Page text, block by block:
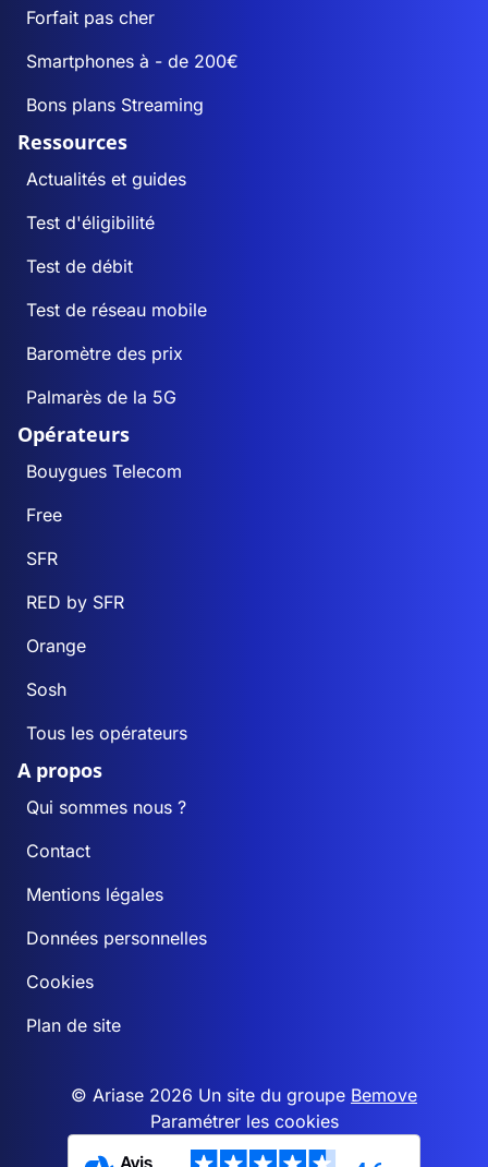
Forfait pas cher
Smartphones à - de 200€
Bons plans Streaming
Ressources
Actualités et guides
Test d'éligibilité
Test de débit
Test de réseau mobile
Baromètre des prix
Palmarès de la 5G
Opérateurs
Bouygues Telecom
Free
SFR
RED by SFR
Orange
Sosh
Tous les opérateurs
A propos
Qui sommes nous ?
Contact
Mentions légales
Données personnelles
Cookies
Plan de site
© Ariase 2026 Un site du groupe Bemove
Paramétrer les cookies